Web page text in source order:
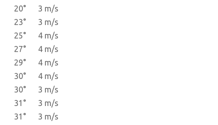
20°
3 m/s
23°
3 m/s
25°
4 m/s
27°
4 m/s
29°
4 m/s
30°
4 m/s
30°
3 m/s
31°
3 m/s
31°
3 m/s